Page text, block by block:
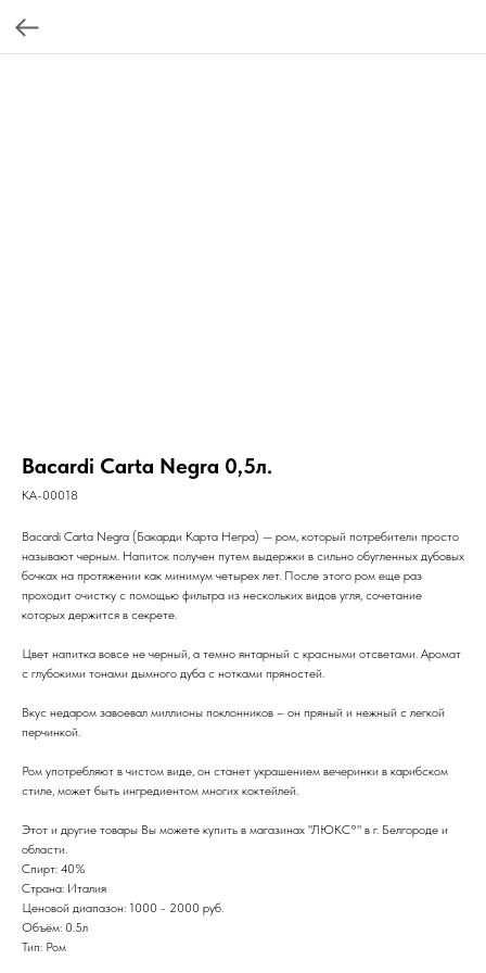
Bacardi Carta Negra 0,5л.
KA-00018
Bacardi Carta Negra (Бакарди Карта Негра) — ром, который потребители просто
называют черным. Напиток получен путем выдержки в сильно обугленных дубовых
бочках на протяжении как минимум четырех лет. После этого ром еще раз
проходит очистку с помощью фильтра из нескольких видов угля, сочетание
которых держится в секрете.
Цвет напитка вовсе не черный, а темно янтарный с красными отсветами. Аромат
с глубокими тонами дымного дуба с нотками пряностей.
Вкус недаром завоевал миллионы поклонников – он пряный и нежный с легкой
перчинкой.
Ром употребляют в чистом виде, он станет украшением вечеринки в карибском
стиле, может быть ингредиентом многих коктейлей.
Этот и другие товары Вы можете купить в магазинах "ЛЮКС°" в г. Белгороде и
области.
Спирт: 40%
Страна: Италия
Ценовой диапазон: 1000 - 2000 руб.
Объём: 0.5л
Тип: Ром